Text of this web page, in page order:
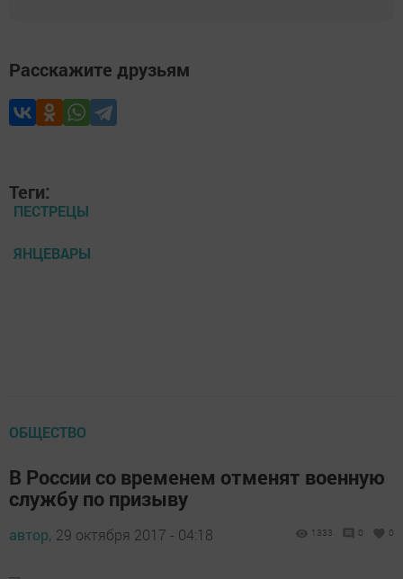
Расскажите друзьям
Теги:
ПЕСТРЕЦЫ
ЯНЦЕВАРЫ
ОБЩЕСТВО
В России со временем отменят военную
службу по призыву
автор, 29 октября 2017 - 04:18 1333 0 0